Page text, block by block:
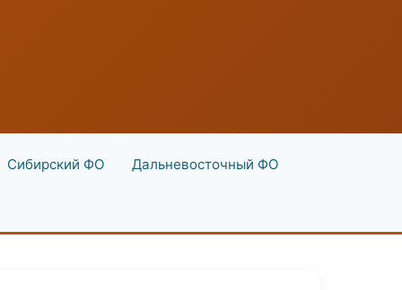
Сибирский ФО Дальневосточный ФО